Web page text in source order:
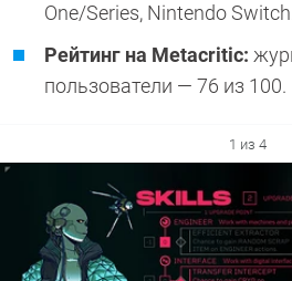
One/Series, Nintendo
Рейтинг на Metacritic:
пользователи — 76 из 100.
1 из 4